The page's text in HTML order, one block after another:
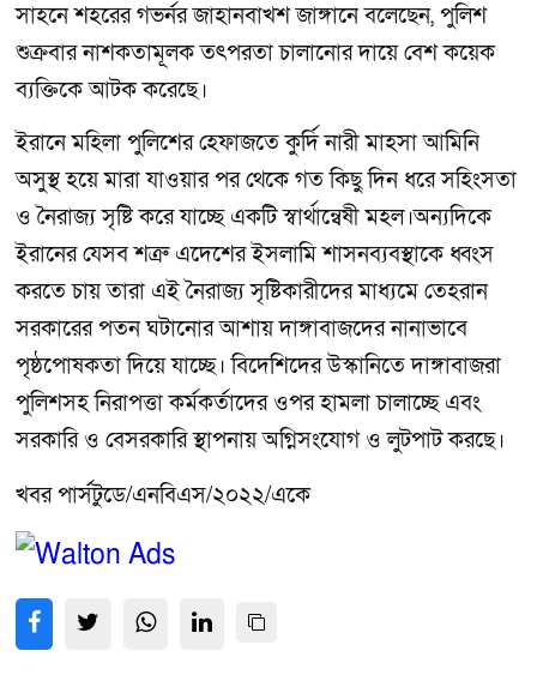
সাহনে শহরের গভর্নর জাহানবাখশ জাঙ্গানে বলেছেন, পুলিশ
শুক্রবার নাশকতামূলক তৎপরতা চালানোর দায়ে বেশ কয়েক
ব্যক্তিকে আটক করেছে।
ইরানে মহিলা পুলিশের হেফাজতে কুর্দি নারী মাহসা আমিনি
অসুস্থ হয়ে মারা যাওয়ার পর থেকে গত কিছু দিন ধরে সহিংসতা
ও নৈরাজ্য সৃষ্টি করে যাচ্ছে একটি স্বার্থান্বেষী মহল।অন্যদিকে
ইরানের যেসব শত্রু এদেশের ইসলামি শাসনব্যবস্থাকে ধ্বংস
করতে চায় তারা এই নৈরাজ্য সৃষ্টিকারীদের মাধ্যমে তেহরান
সরকারের পতন ঘটানোর আশায় দাঙ্গাবাজদের নানাভাবে
পৃষ্ঠপোষকতা দিয়ে যাচ্ছে। বিদেশিদের উস্কানিতে দাঙ্গাবাজরা
পুলিশসহ নিরাপত্তা কর্মকর্তাদের ওপর হামলা চালাচ্ছে এবং
সরকারি ও বেসরকারি স্থাপনায় অগ্নিসংযোগ ও লুটপাট করছে।
খবর পার্সটুডে/এনবিএস/২০২২/একে